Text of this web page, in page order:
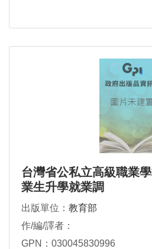
台灣省公私立高級職業
業生升學就業調
出版單位： 教育部
作/編/譯者：
GPN：030045830996